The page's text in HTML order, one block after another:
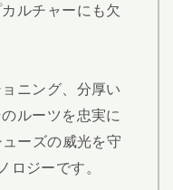
ルチャーにも欠
ニング、分厚い
ルーツを忠実に
ーズの威光を守
ロジーです。